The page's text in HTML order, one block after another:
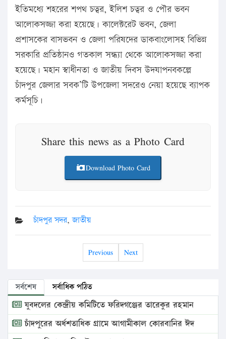
ইতিমধ্যে শহরের শপথ চত্বর, ইলিশ চত্বর ও পৌর ভবন
আলোকসজ্জা করা হয়েছে। কালেক্টরেট ভবন, জেলা
প্রশাসকের বাসভবন ও জেলা পরিষদের ডাকবাংলোসহ বিভিন্ন
সরকারি প্রতিষ্ঠানও গতকাল সন্ধ্যা থেকে আলোকসজ্জা করা
হয়েছে। মহান স্বাধীনতা ও জাতীয় দিবস উদযাপনবকল্পে
চাঁদপুর জেলার সবক’টি উপজেলা সদরেও নেয়া হয়েছে ব্যাপক
কর্মসূচি।
Share this news as a Photo Card
Download Photo Card
চাঁদপুর সদর,জাতীয়
Previous Next
সর্বশেষ সর্বাধিক পঠিত
যুবদলের কেন্দ্রীয় কমিটিতে ফরিদগঞ্জের তারেকুর রহমান
চাঁদপুরের অর্ধশতাধিক গ্রামে আগামীকাল কোরবানির ঈদ